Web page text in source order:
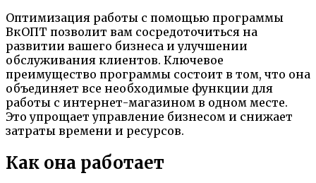
Оптимизация работы с помощью программы
ВкОПТ позволит вам сосредоточиться на
развитии вашего бизнеса и улучшении
обслуживания клиентов. Ключевое
преимущество программы состоит в том, что она
объединяет все необходимые функции для
работы с интернет-магазином в одном месте.
Это упрощает управление бизнесом и снижает
затраты времени и ресурсов.
Как она работает